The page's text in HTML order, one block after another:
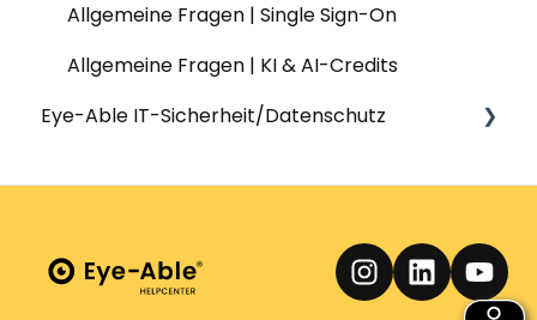
Allgemeine Fragen | Single Sign-On
Allgemeine Fragen | KI & AI-Credits
Eye-Able IT-Sicherheit/Datenschutz
Technische und organisatorische
Maßnahmen (TOMs)